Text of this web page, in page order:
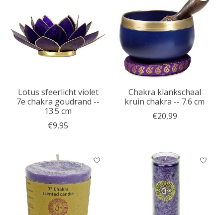
Lotus sfeerlicht violet
7e chakra goudrand --
13.5 cm
€9,95
Chakra klankschaal
kruin chakra -- 7.6 cm
€20,99